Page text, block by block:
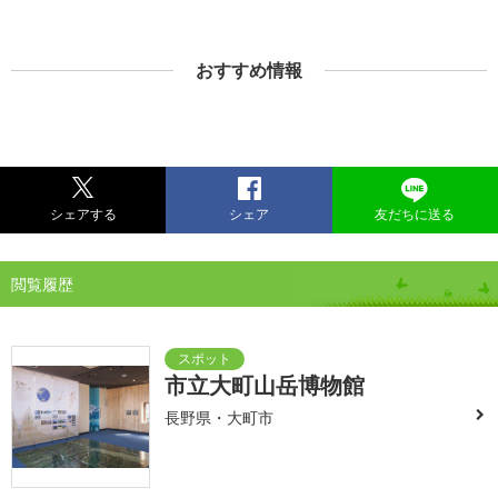
おすすめ情報
シェアする シェア 友だちに送る
閲覧履歴
市立大町山岳博物館
長野県・大町市